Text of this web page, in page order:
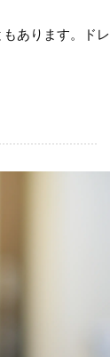
あります。ドレ